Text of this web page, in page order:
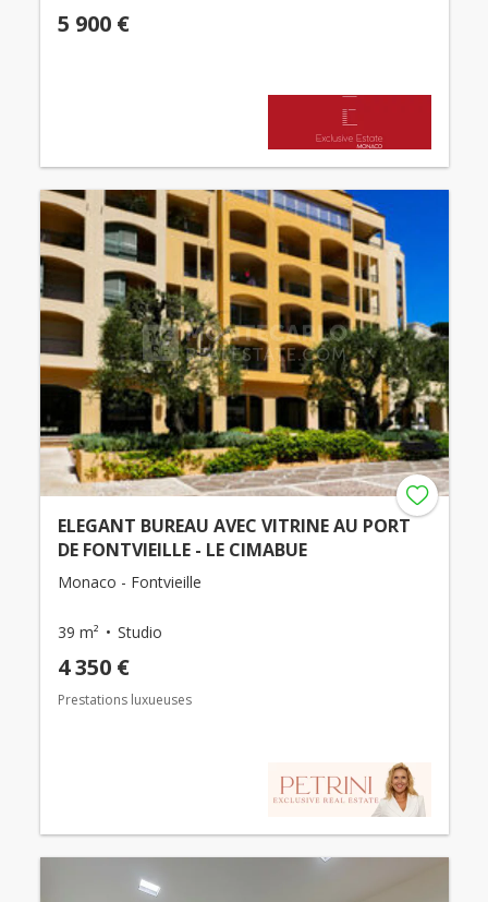
5 900 €
ELEGANT BUREAU AVEC VITRINE AU PORT
DE FONTVIEILLE - LE CIMABUE
Monaco - Fontvieille
39 m² Studio
4 350 €
Prestations luxueuses